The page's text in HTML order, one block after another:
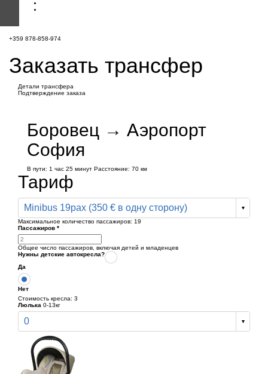
+359 878-858-974
Заказать трансфер
Детали трансфера
Подтверждение заказа
Боровец → Аэропорт
София
В пути: 1 час 25 минут Расстояние: 70 км
Тариф
Minibus 19pax (350 € в одну сторону)
Максимальное количество пассажиров: 19
Пассажиров *
Общее число пассажиров, включая детей и младенцев
Нужны детские автокресла?
Да
Нет
Стоимость кресла: 3
Люлька 0-13кг
0